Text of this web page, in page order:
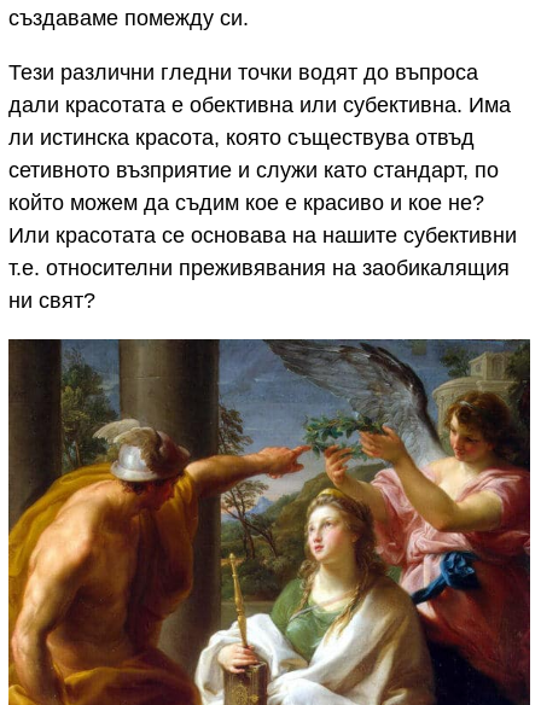
създаваме помежду си.
Тези различни гледни точки водят до въпроса
дали красотата е обективна или субективна. Има
ли истинска красота, която съществува отвъд
сетивното възприятие и служи като стандарт, по
който можем да съдим кое е красиво и кое не?
Или красотата се основава на нашите субективни
т.е. относителни преживявания на заобикалящия
ни свят?